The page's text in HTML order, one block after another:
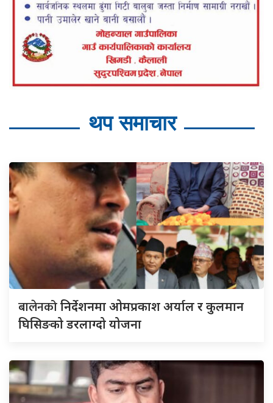
थप समाचार
बालेनकोनिर्देशनमा ओमप्रकाश अर्याल र कुलमान
घिसिङको डरलाग्दो योजना